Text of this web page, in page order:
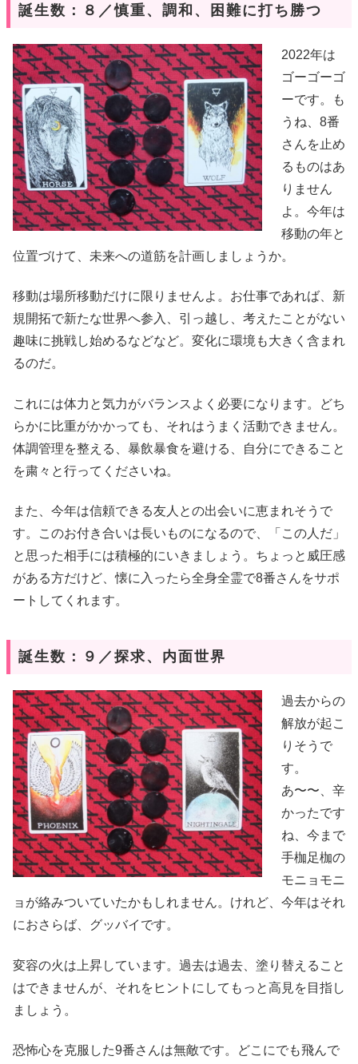
誕生数：８／慎重、調和、困難に打ち勝つ
2022年は
ゴーゴーゴ
ーです。も
うね、8番
さんを止め
るものはあ
りません
よ。今年は
移動の年と
位置づけて、未来への道筋を計画しましょうか。
移動は場所移動だけに限りませんよ。お仕事であれば、新
規開拓で新たな世界へ参入、引っ越し、考えたことがない
趣味に挑戦し始めるなどなど。変化に環境も大きく含まれ
るのだ。
これには体力と気力がバランスよく必要になります。どち
らかに比重がかかっても、それはうまく活動できません。
体調管理を整える、暴飲暴食を避ける、自分にできること
を粛々と行ってくださいね。
また、今年は信頼できる友人との出会いに恵まれそうで
す。このお付き合いは長いものになるので、「この人だ」
と思った相手には積極的にいきましょう。ちょっと威圧感
がある方だけど、懐に入ったら全身全霊で8番さんをサポ
ートしてくれます。
誕生数：９／探求、内面世界
過去からの
解放が起こ
りそうで
す。
あ〜〜、辛
かったです
ね、今まで
手枷足枷の
モニョモニ
ョが絡みついていたかもしれません。けれど、今年はそれ
におさらば、グッバイです。
変容の火は上昇しています。過去は過去、塗り替えること
はできませんが、それをヒントにしてもっと高見を目指し
ましょう。
恐怖心を克服した9番さんは無敵です。どこにでも飛んで